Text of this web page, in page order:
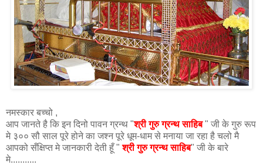
नमस्कार बच्चो ,
आप जानते है कि इन दिनो पावन ग्रन्थ "श्री गुरु ग्रन्थ साहिब" जी के गुरु रूप
मे ३०० सौ साल पूरे होने का जश्न पूरे धूम-धाम से मनाया जा रहा है चलो मै
आपको सँक्षिप्त मे जानकारी देती हूँ "श्री गुरु ग्रन्थ साहिब" जी के बारे
मे...........